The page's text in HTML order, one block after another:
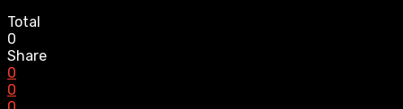
Total
0
Share
0
0